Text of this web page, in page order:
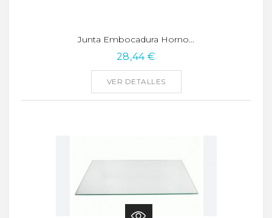
Junta Embocadura Horno...
28,44 €
VER DETALLES